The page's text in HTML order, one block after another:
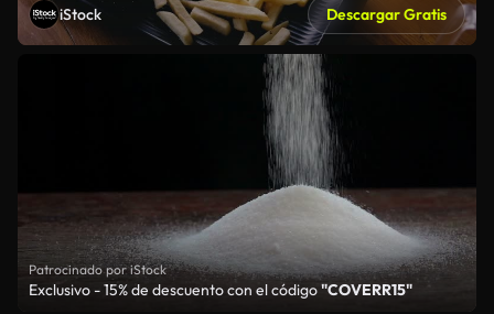
iStock Descargar Gratis
Patrocinado por iStock
Exclusivo - 15% de descuento con el código"COVERR15"